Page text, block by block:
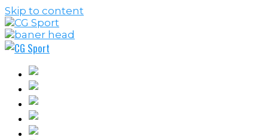
Skip to content